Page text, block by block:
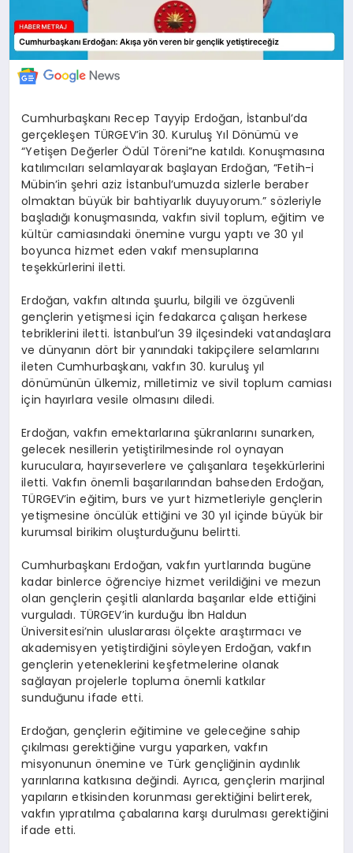
Cumhurbaşkanı Recep Tayyip Erdoğan, İstanbul’da
gerçekleşen TÜRGEV’in 30. Kuruluş Yıl Dönümü ve
“Yetişen Değerler Ödül Töreni”ne katıldı. Konuşmasına
katılımcıları selamlayarak başlayan Erdoğan, “Fetih-i
Mübin’in şehri aziz İstanbul’umuzda sizlerle beraber
olmaktan büyük bir bahtiyarlık duyuyorum.” sözleriyle
başladığı konuşmasında, vakfın sivil toplum, eğitim ve
kültür camiasındaki önemine vurgu yaptı ve 30 yıl
boyunca hizmet eden vakıf mensuplarına
teşekkürlerini iletti.
Erdoğan, vakfın altında şuurlu, bilgili ve özgüvenli
gençlerin yetişmesi için fedakarca çalışan herkese
tebriklerini iletti. İstanbul’un 39 ilçesindeki vatandaşlara
ve dünyanın dört bir yanındaki takipçilere selamlarını
ileten Cumhurbaşkanı, vakfın 30. kuruluş yıl
dönümünün ülkemiz, milletimiz ve sivil toplum camiası
için hayırlara vesile olmasını diledi.
Erdoğan, vakfın emektarlarına şükranlarını sunarken,
gelecek nesillerin yetiştirilmesinde rol oynayan
kuruculara, hayırseverlere ve çalışanlara teşekkürlerini
iletti. Vakfın önemli başarılarından bahseden Erdoğan,
TÜRGEV’in eğitim, burs ve yurt hizmetleriyle gençlerin
yetişmesine öncülük ettiğini ve 30 yıl içinde büyük bir
kurumsal birikim oluşturduğunu belirtti.
Cumhurbaşkanı Erdoğan, vakfın yurtlarında bugüne
kadar binlerce öğrenciye hizmet verildiğini ve mezun
olan gençlerin çeşitli alanlarda başarılar elde ettiğini
vurguladı. TÜRGEV’in kurduğu İbn Haldun
Üniversitesi’nin uluslararası ölçekte araştırmacı ve
akademisyen yetiştirdiğini söyleyen Erdoğan, vakfın
gençlerin yeteneklerini keşfetmelerine olanak
sağlayan projelerle topluma önemli katkılar
sunduğunu ifade etti.
Erdoğan, gençlerin eğitimine ve geleceğine sahip
çıkılması gerektiğine vurgu yaparken, vakfın
misyonunun önemine ve Türk gençliğinin aydınlık
yarınlarına katkısına değindi. Ayrıca, gençlerin marjinal
yapıların etkisinden korunması gerektiğini belirterek,
vakfın yıpratılma çabalarına karşı durulması gerektiğini
ifade etti.